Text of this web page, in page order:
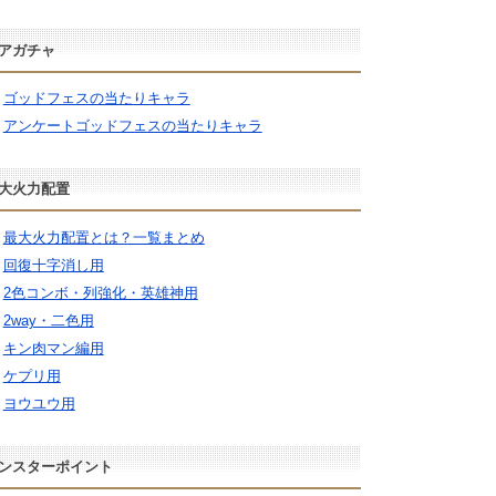
ガチャ
ゴッドフェスの当たりキャラ
アンケートゴッドフェスの当たりキャラ
火力配置
最大火力配置とは？一覧まとめ
回復十字消し用
2色コンボ・列強化・英雄神用
2way・二色用
キン肉マン編用
ケプリ用
ヨウユウ用
スターポイント